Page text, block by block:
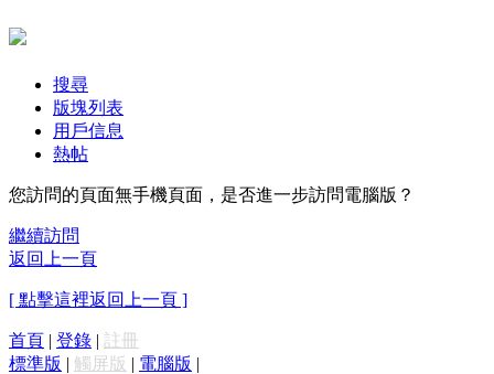
搜尋
版塊列表
用戶信息
熱帖
您訪問的頁面無手機頁面，是否進一步訪問電腦版？
繼續訪問
返回上一頁
[ 點擊這裡返回上一頁 ]
首頁 | 登錄 | 註冊
標準版 | 觸屏版 | 電腦版 |